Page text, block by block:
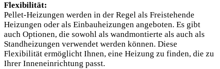
Flexibilität:
Pellet-Heizungen werden in der Regel als Freistehende
Heizungen oder als Einbauheizungen angeboten. Es gibt
auch Optionen, die sowohl als wandmontierte als auch als
Standheizungen verwendet werden können. Diese
Flexibilität ermöglicht Ihnen, eine Heizung zu finden, die zu
Ihrer Inneneinrichtung passt.